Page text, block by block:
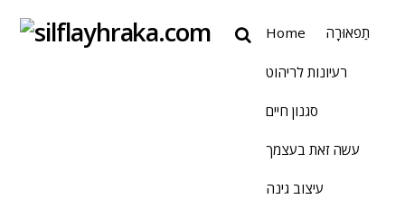
Home תַפאוּרָה
רעיונות לריהוט
סגנון חיים
עשה זאת בעצמך
עיצוב גינה